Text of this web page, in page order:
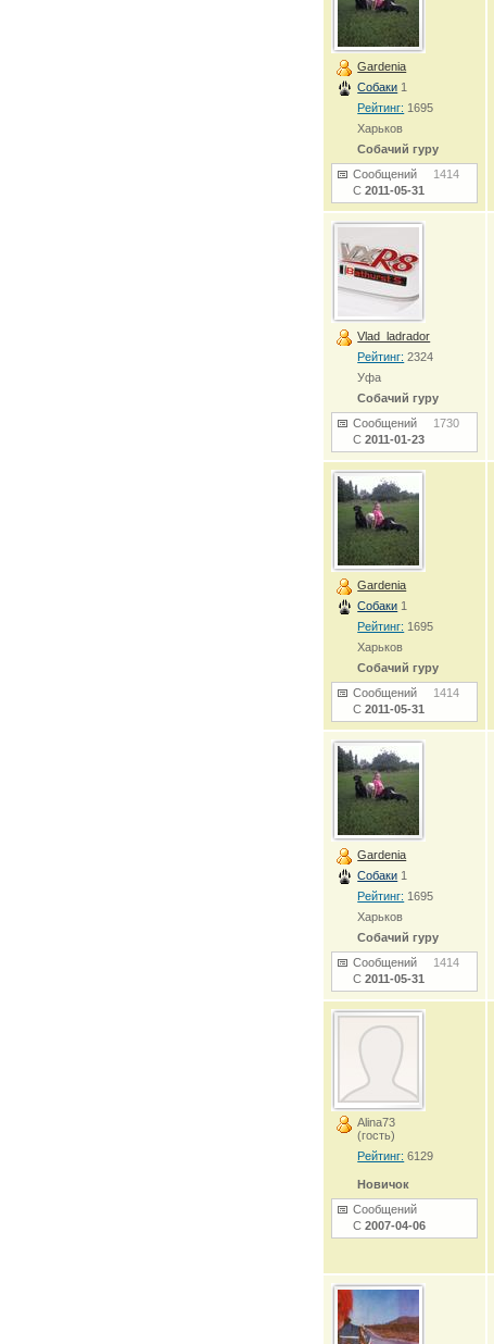
Gardenia
Собаки 1
Рейтинг: 1695
Харьков
Собачий гуру
Сообщений 1414
С2011-05-31
Vlad_ladrador
Рейтинг: 2324
Уфа
Собачий гуру
Сообщений 1730
С2011-01-23
Gardenia
Собаки 1
Рейтинг: 1695
Харьков
Собачий гуру
Сообщений 1414
С2011-05-31
Gardenia
Собаки 1
Рейтинг: 1695
Харьков
Собачий гуру
Сообщений 1414
С2011-05-31
Alina73
(гость)
Рейтинг: 6129
Новичок
Сообщений
С2007-04-06